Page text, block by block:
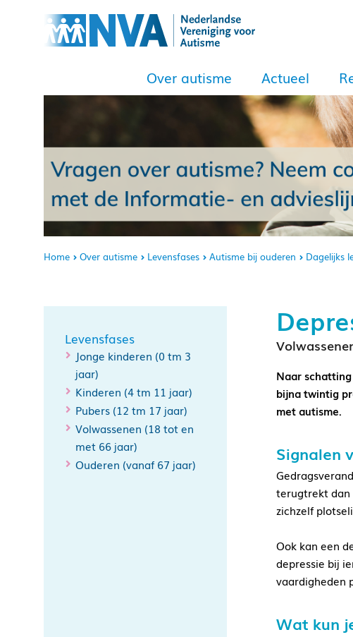
Over autisme Actueel
Home Over autisme Levensfases Autisme bij ouderen Dagelijks
Levensfases
Jonge kinderen (0 tm 3
jaar)
Kinderen (4 tm 11 jaar)
Pubers (12 tm 17 jaar)
Volwassenen (18 tot en
met 66 jaar)
Ouderen (vanaf 67 jaar)
Naar
bijna twintig
met autisme.
Signalen
terugtrekt dan
zichzelf
Ook kan een
depressie bij
vaardigheden
Wat kun